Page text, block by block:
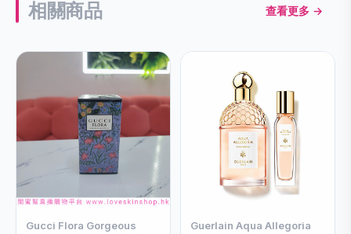
相關商品 查看更多 →
Gucci Flora Gorgeous
Guerlain Aqua Allegoria